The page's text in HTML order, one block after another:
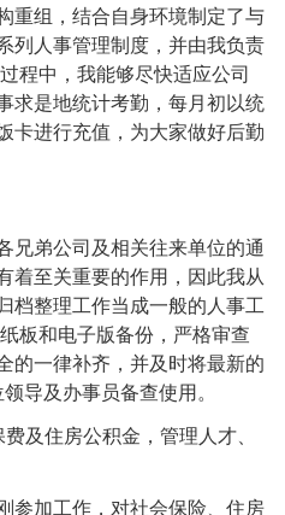
组，结合自身环境制定了与
列人事管理制度，并由我负责
程中，我能够尽快适应公司
求是地统计考勤，每月初以统
卡进行充值，为大家做好后勤
弟公司及相关往来单位的通
着至关重要的作用，因此我从
档整理工作当成一般的人事工
板和电子版备份，严格审查
的一律补齐，并及时将最新的
导及办事员备查使用。
住房公积金，管理人才、
加工作，对社会保险、住房